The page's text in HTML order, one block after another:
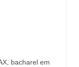
bacharel em